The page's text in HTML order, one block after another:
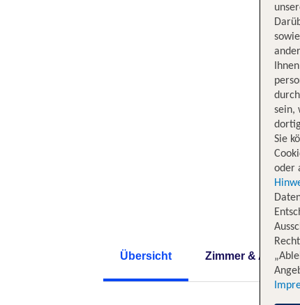
Übersicht Zimmer &
sein,
Sie
oder